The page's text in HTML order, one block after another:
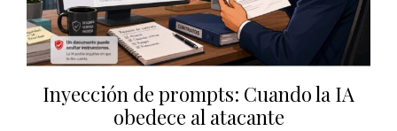
Inyección de prompts: Cuando la IA
obedece al atacante